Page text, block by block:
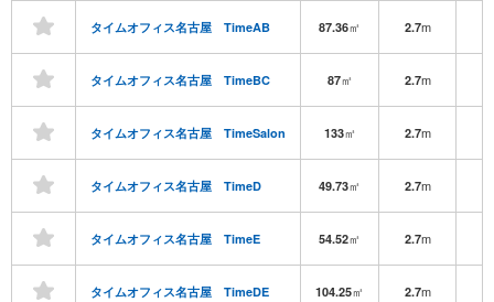
タイムオフィス名古屋 TimeAB 87.36㎡ 2.7m
タイムオフィス名古屋 TimeBC 87㎡ 2.7m
タイムオフィス名古屋 TimeSalon 133㎡ 2.7m
タイムオフィス名古屋 TimeD 49.73㎡ 2.7m
タイムオフィス名古屋 TimeE 54.52㎡ 2.7m
タイムオフィス名古屋 TimeDE 104.25㎡ 2.7m